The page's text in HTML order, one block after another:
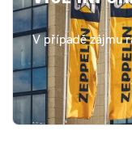
V případě zájmu